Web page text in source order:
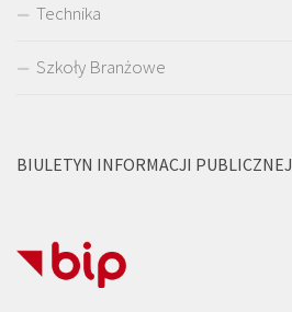
Technika
Szkoły Branżowe
BIULETYN INFORMACJI PUBLICZNEJ